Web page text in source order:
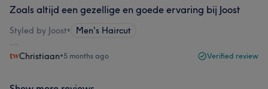
Zoals altijd een gezellige en goede ervaring bij Joost
Styled by Joost• Men's Haircut
Christiaan•5 months ago Verified review